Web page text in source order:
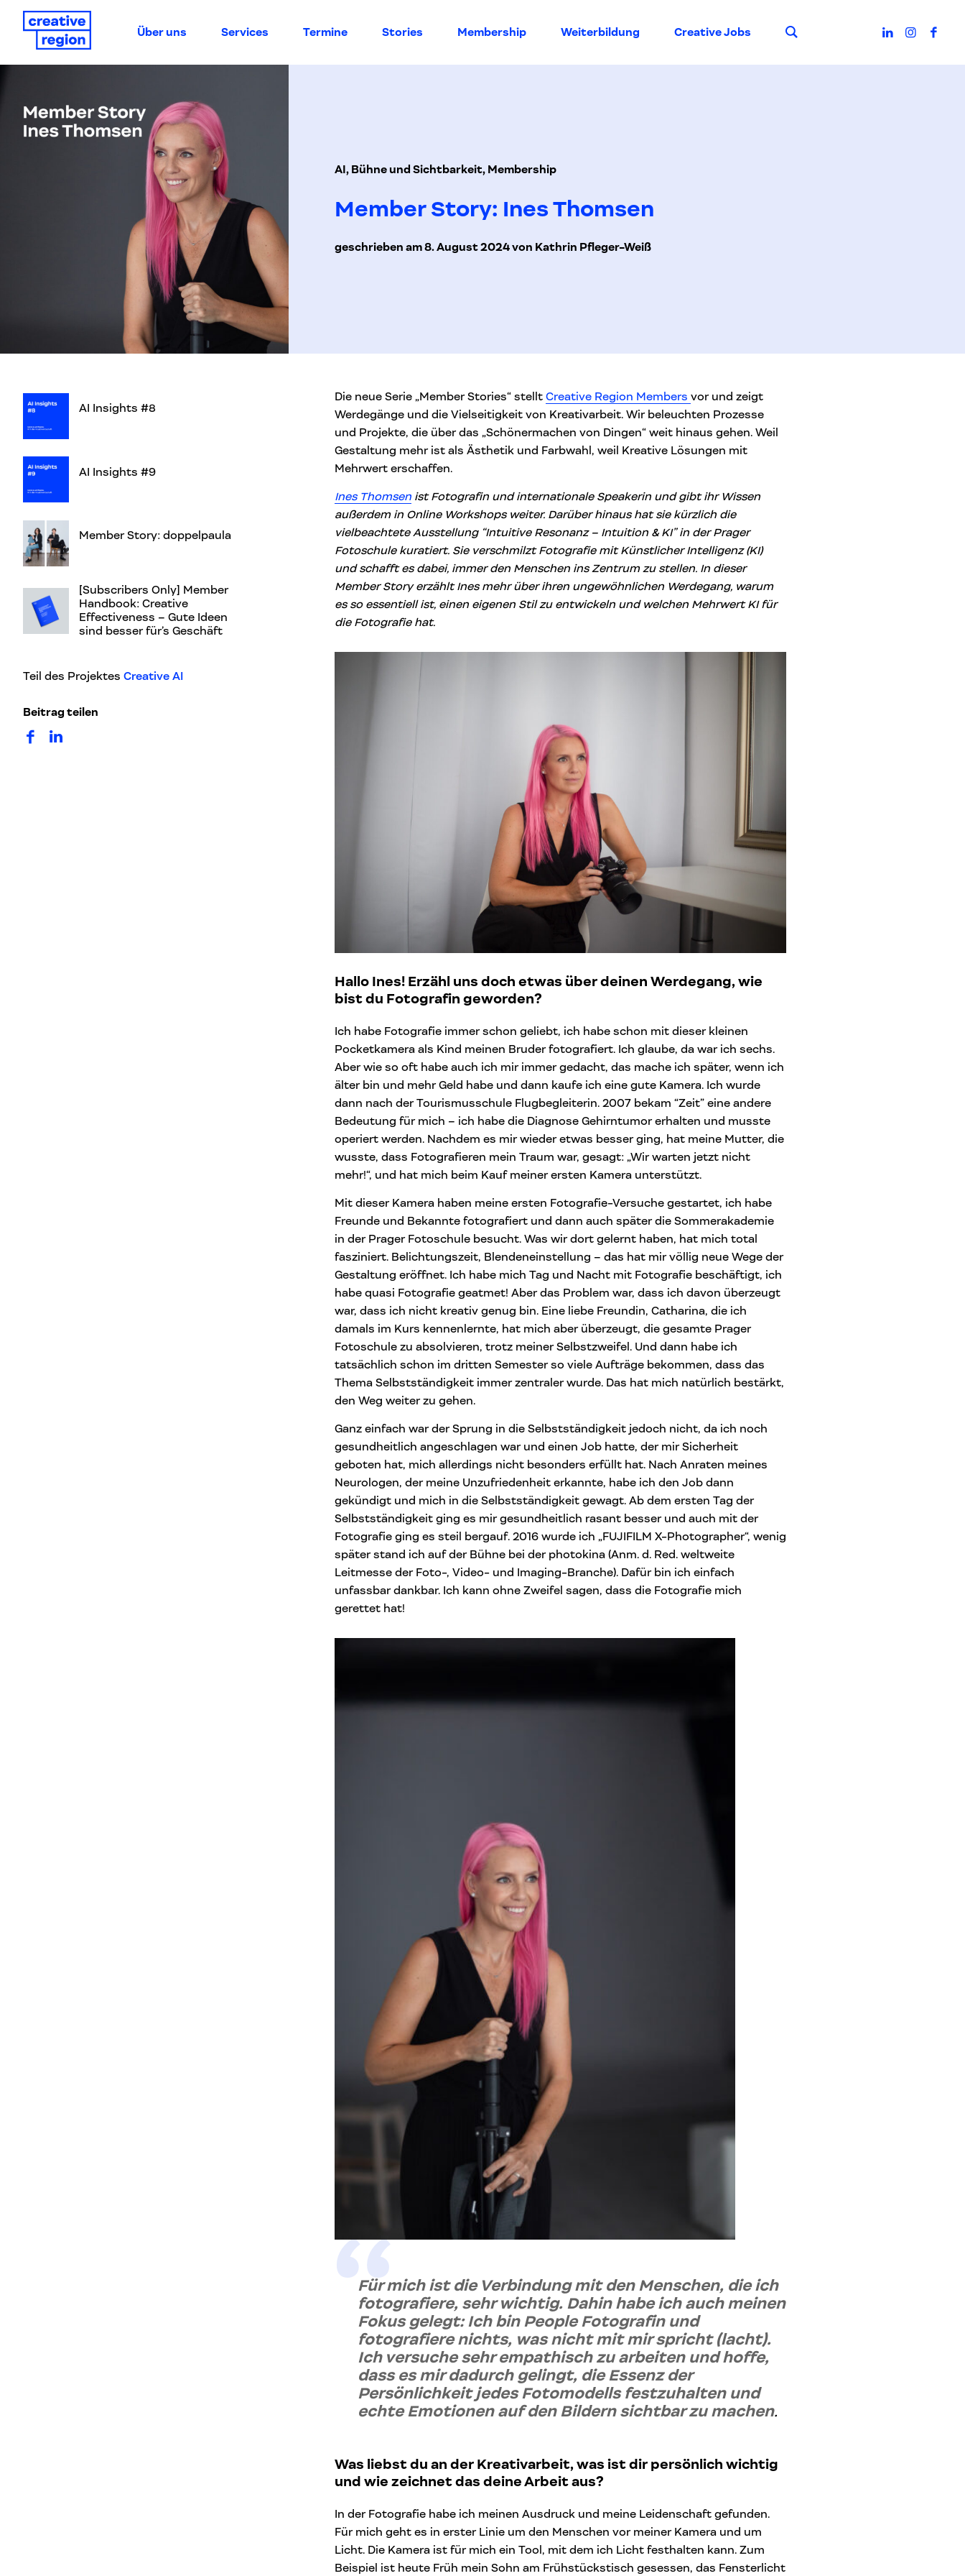
Über uns Services Termine Stories Membership Weiterbildung Creative Jobs Suche
AI, Bühne und Sichtbarkeit, Membership
Member Story: Ines Thomsen
geschrieben am 8. August 2024 von Kathrin Pfleger-Weiß
AI Insights #8
AI Insights #9
Member Story: doppelpaula
[Subscribers Only] Member
Handbook: Creative
Effectiveness – Gute Ideen
sind besser für’s Geschäft
Teil des Projektes Creative AI
Beitrag teilen
auf Facebook teilen
auf LinkedIn teilen
Die neue Serie „Member Stories“ stellt Creative Region Members vor und zeigt
Werdegänge und die Vielseitigkeit von Kreativarbeit. Wir beleuchten Prozesse
und Projekte, die über das „Schönermachen von Dingen“ weit hinaus gehen. Weil
Gestaltung mehr ist als Ästhetik und Farbwahl, weil Kreative Lösungen mit
Mehrwert erschaffen.
Ines Thomsenist Fotografin und internationale Speakerin und gibt ihr Wissen
außerdem in Online Workshops weiter. Darüber hinaus hat sie kürzlich die
vielbeachtete Ausstellung “Intuitive Resonanz – Intuition & KI” in der Prager
Fotoschule kuratiert. Sie verschmilzt Fotografie mit Künstlicher Intelligenz (KI)
und schafft es dabei, immer den Menschen ins Zentrum zu stellen. In dieser
Member Story erzählt Ines mehr über ihren ungewöhnlichen Werdegang, warum
es so essentiell ist, einen eigenen Stil zu entwickeln und welchen Mehrwert KI für
die Fotografie hat.
Hallo Ines! Erzähl uns doch etwas über deinen Werdegang, wie
bist du Fotografin geworden?
Ich habe Fotografie immer schon geliebt, ich habe schon mit dieser kleinen
Pocketkamera als Kind meinen Bruder fotografiert. Ich glaube, da war ich sechs.
Aber wie so oft habe auch ich mir immer gedacht, das mache ich später, wenn ich
älter bin und mehr Geld habe und dann kaufe ich eine gute Kamera. Ich wurde
dann nach der Tourismusschule Flugbegleiterin. 2007 bekam “Zeit” eine andere
Bedeutung für mich – ich habe die Diagnose Gehirntumor erhalten und musste
operiert werden. Nachdem es mir wieder etwas besser ging, hat meine Mutter, die
wusste, dass Fotografieren mein Traum war, gesagt: „Wir warten jetzt nicht
mehr!“, und hat mich beim Kauf meiner ersten Kamera unterstützt.
Mit dieser Kamera haben meine ersten Fotografie-Versuche gestartet, ich habe
Freunde und Bekannte fotografiert und dann auch später die Sommerakademie
in der Prager Fotoschule besucht. Was wir dort gelernt haben, hat mich total
fasziniert. Belichtungszeit, Blendeneinstellung – das hat mir völlig neue Wege der
Gestaltung eröffnet. Ich habe mich Tag und Nacht mit Fotografie beschäftigt, ich
habe quasi Fotografie geatmet! Aber das Problem war, dass ich davon überzeugt
war, dass ich nicht kreativ genug bin. Eine liebe Freundin, Catharina, die ich
damals im Kurs kennenlernte, hat mich aber überzeugt, die gesamte Prager
Fotoschule zu absolvieren, trotz meiner Selbstzweifel. Und dann habe ich
tatsächlich schon im dritten Semester so viele Aufträge bekommen, dass das
Thema Selbstständigkeit immer zentraler wurde. Das hat mich natürlich bestärkt,
den Weg weiter zu gehen.
Ganz einfach war der Sprung in die Selbstständigkeit jedoch nicht, da ich noch
gesundheitlich angeschlagen war und einen Job hatte, der mir Sicherheit
geboten hat, mich allerdings nicht besonders erfüllt hat. Nach Anraten meines
Neurologen, der meine Unzufriedenheit erkannte, habe ich den Job dann
gekündigt und mich in die Selbstständigkeit gewagt. Ab dem ersten Tag der
Selbstständigkeit ging es mir gesundheitlich rasant besser und auch mit der
Fotografie ging es steil bergauf. 2016 wurde ich „FUJIFILM X-Photographer“, wenig
später stand ich auf der Bühne bei der photokina (Anm. d. Red. weltweite
Leitmesse der Foto-, Video- und Imaging-Branche). Dafür bin ich einfach
unfassbar dankbar. Ich kann ohne Zweifel sagen, dass die Fotografie mich
gerettet hat!
Für mich ist die Verbindung mit den Menschen, die ich
fotografiere, sehr wichtig. Dahin habe ich auch meinen
Fokus gelegt: Ich bin People Fotografin und
fotografiere nichts, was nicht mit mir spricht (lacht).
Ich versuche sehr empathisch zu arbeiten und hoffe,
dass es mir dadurch gelingt, die Essenz der
Persönlichkeit jedes Fotomodells festzuhalten und
echte Emotionen auf den Bildern sichtbar zu machen.
Was liebst du an der Kreativarbeit, was ist dir persönlich wichtig
und wie zeichnet das deine Arbeit aus?
In der Fotografie habe ich meinen Ausdruck und meine Leidenschaft gefunden.
Für mich geht es in erster Linie um den Menschen vor meiner Kamera und um
Licht. Die Kamera ist für mich ein Tool, mit dem ich Licht festhalten kann. Zum
Beispiel ist heute Früh mein Sohn am Frühstückstisch gesessen, das Fensterlicht